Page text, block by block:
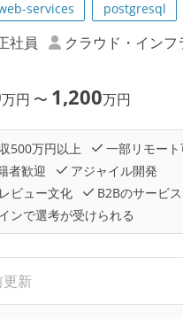
services postgresql
社員
クラウド・イン
万円 〜 1,200万円
500万円以上
一部リモー
者歓迎
アジャイル開発
ビュー文化
B2Bのサービ
ンで選考が受けられる
新